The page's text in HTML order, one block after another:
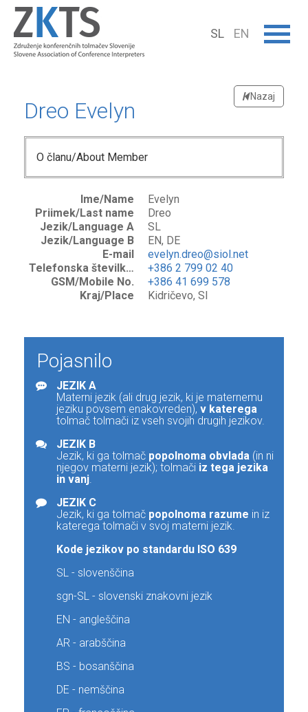
SL EN
Nazaj
Dreo Evelyn
O članu/About Member
Ime/Name
Evelyn
Priimek/Last name
Dreo
Jezik/Language A
SL
Jezik/Language B
EN, DE
E-mail
evelyn.dreo@siol.net
Telefonska številka/Phone No.+386 2 799 02 40
GSM/Mobile No.
+386 41 699 578
Kraj/Place
Kidričevo, SI
Pojasnilo
JEZIK A
Materni jezik (ali drug jezik, ki je maternemu
jeziku povsem enakovreden), v katerega
tolmač tolmači iz vseh svojih drugih jezikov.
JEZIK B
Jezik, ki ga tolmač popolnoma obvlada (in ni
njegov materni jezik); tolmači iz tega jezika
in vanj.
JEZIK C
Jezik, ki ga tolmač popolnoma razume in iz
katerega tolmači v svoj materni jezik.
Kode jezikov po standardu ISO 639
SL - slovenščina
sgn-SL - slovenski znakovni jezik
EN - angleščina
AR - arabščina
BS - bosanščina
DE - nemščina